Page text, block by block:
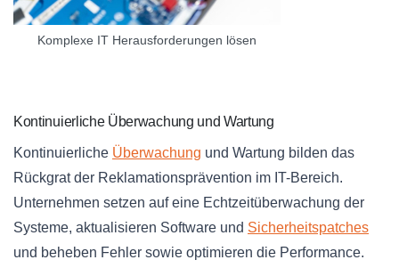
Komplexe IT Herausforderungen lösen
Kontinuierliche Überwachung und Wartung
Kontinuierliche Überwachung und Wartung bilden das
Rückgrat der Reklamationsprävention im IT-Bereich.
Unternehmen setzen auf eine Echtzeitüberwachung der
Systeme, aktualisieren Software und Sicherheitspatches
und beheben Fehler sowie optimieren die Performance.